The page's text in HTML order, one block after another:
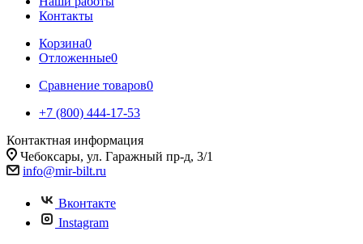
Контакты
Корзина0
Отложенные0
Сравнение товаров0
+7 (800) 444-17-53
Контактная информация
Чебоксары, ул. Гаражный пр-д, 3/1
info@mir-bilt.ru
Вконтакте
Instagram